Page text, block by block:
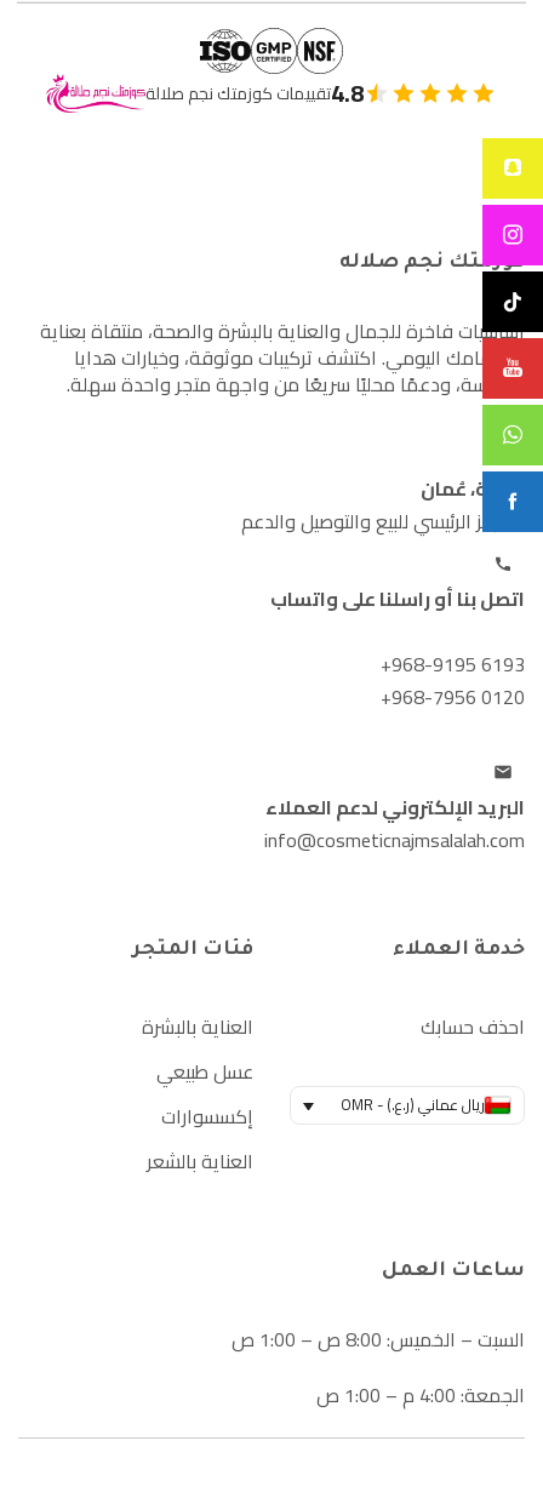
4.8تقييمات كوزمتك نجم صلالة
كوزمتك نجم صلاله
أساسيات فاخرة للجمال والعناية بالبشرة والصحة، منتقاة بعناية
لاهتمامك اليومي. اكتشف تركيبات موثوقة، وخيارات هدايا
مدروسة، ودعمًا محليًا سريعًا من واجهة متجر واحدة سهلة.
صلالة، عُمان
المركز الرئيسي للبيع والتوصيل والدعم
اتصل بنا أو راسلنا على واتساب
+968-9195 6193
+968-7956 0120
البريد الإلكتروني لدعم العملاء
info@cosmeticnajmsalalah.com
خدمة العملاء
احذف حسابك
ريال عماني (ر.ع.) - OMR
فئات المتجر
العناية بالبشرة
عسل طبيعي
إكسسوارات
العناية بالشعر
ساعات العمل
السبت – الخميس: 8:00 ص – 1:00 ص
الجمعة: 4:00 م – 1:00 ص